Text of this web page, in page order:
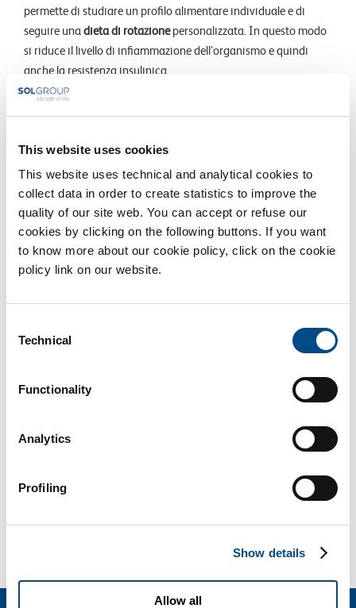
This website uses cookies
This website uses technical and analytical cookies to
collect data in order to create statistics to improve the
quality of our site web. You can accept or refuse our
cookies by clicking on the following buttons. If you want
to know more about our cookie policy, click on the cookie
policy link on our website.
Selection
Technical
Functionality
Analytics
Profiling
Show details
Allow all
permette di studiare un profilo alimentare individuale e di
seguire unadieta di rotazionepersonalizzata. In questo modo
si riduce il livello di infiammazione dell’organismo e quindi
anche la resistenza insulinica.
In generale ti consigliamo di seguire
integrali
Cerca di bilanciare carboidrati e proteine in ogni piatto
Svolgi frequentemente attività fisica
Assumi prodotti che possono aiutarti a riequilibrare lo
scompenso insulinico, come cromo e magnesio.
Share This Story, Choose Your Platform!
Facebook
X RedditLinkedInWhatsApp
TumblrPinterest
Vk Email